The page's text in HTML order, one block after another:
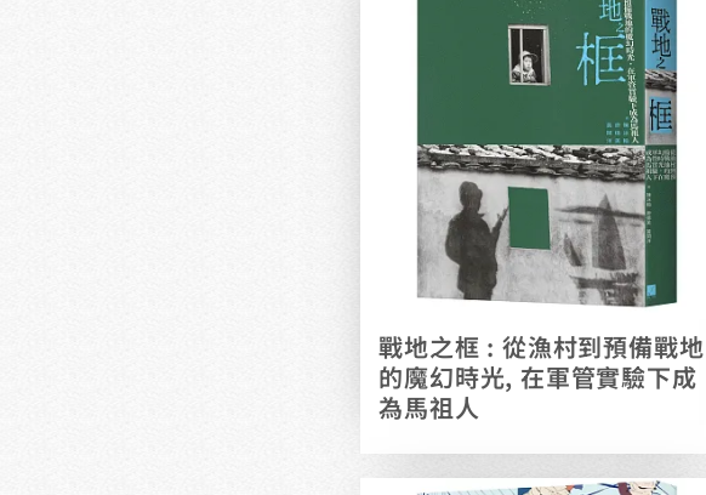
戰地之框 : 從漁村到預備戰地
的魔幻時光, 在軍管實驗下成
為馬祖人